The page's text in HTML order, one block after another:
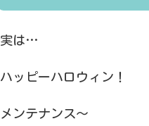
実は…
ハッピーハロウィン！
メンテナンス～